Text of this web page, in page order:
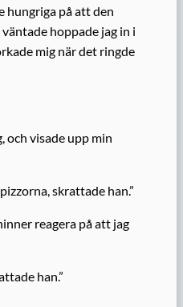
hungriga på att den
hoppade jag in i
mig när det ringde
och visade upp min
skrattade han.”
reagera på att jag
han.”